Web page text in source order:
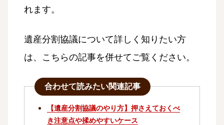
れます。
遺産分割協議について詳しく知りたい方
は、こちらの記事を併せてご覧ください。
合わせて読みたい関連記事
【遺産分割協議のやり方】押さえておくべ
き注意点や揉めやすいケース